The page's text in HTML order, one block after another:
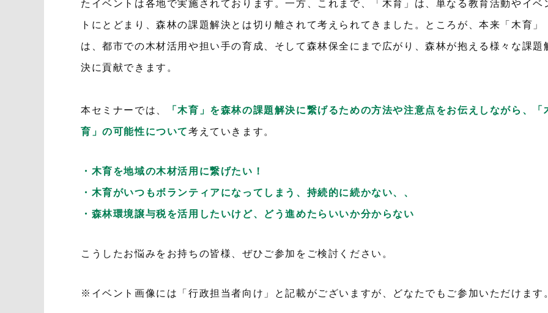
たイベントは各地で実施されております。一方、これまで、「木育」は、単なる教育活動やイベ
トにとどまり、森林の課題解決とは切り離されて考えられてきました。ところが、本来「木育」
は、都市での木材活用や担い手の育成、そして森林保全にまで広がり、森林が抱える様々な課題
決に貢献できます。
本セミナーでは、 「木育」を森林の課題解決に繋げるための方法や注意点をお伝えしながら、「
育」の可能性について考えていきます。
・木育を地域の木材活用に繋げたい！
・木育がいつもボランティアになってしまう、持続的に続かない、、
・森林環境譲与税を活用したいけど、どう進めたらいいか分からない
こうしたお悩みをお持ちの皆様、ぜひご参加をご検討ください。
※イベント画像には「行政担当者向け」と記載がございますが、どなたでもご参加いただけます